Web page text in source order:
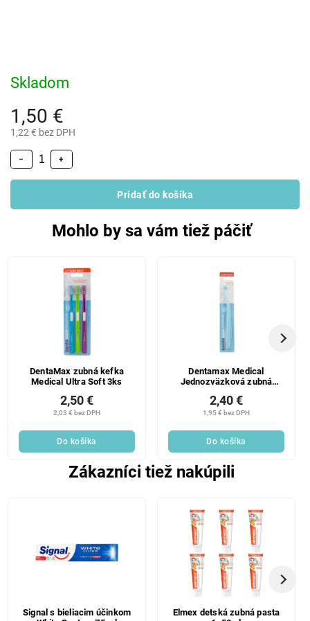
1,50 €
1,22 € bez DPH
Skladom
+
−
Pridať do košíka
Mohlo by sa vám tiež páčiť
DentaMax zubná kefka
Medical Ultra Soft 3ks
2,03 € bez DPH
2,50 €
Do košíka
Dentamax Medical
Jednozväzková zubná
farieb
1,95 € bez DPH
2,40 €
Do košíka
Zákazníci tiež nakúpili
Signal s bieliacim účinkom
Elmex detská zubná pasta